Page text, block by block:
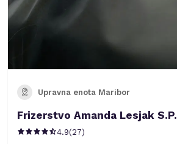
Upravna enota Maribor
Frizerstvo Amanda Lesjak S.P.
4.9(27)